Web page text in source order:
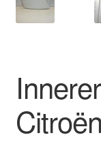
Mein Konto
Warenkorb
Weltweiter